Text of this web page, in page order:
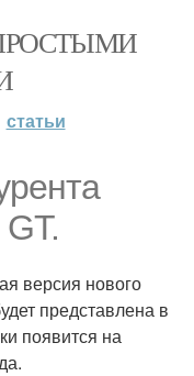
статьи
версия нового
представлена в
появится на